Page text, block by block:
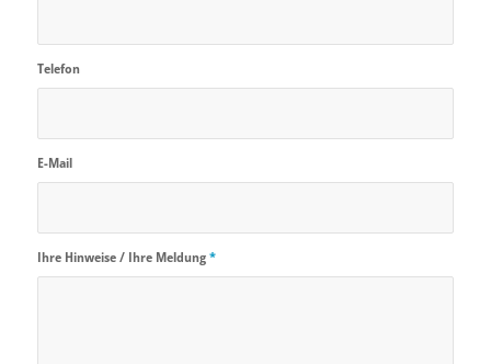
Telefon
E-Mail
Ihre Hinweise / Ihre Meldung*